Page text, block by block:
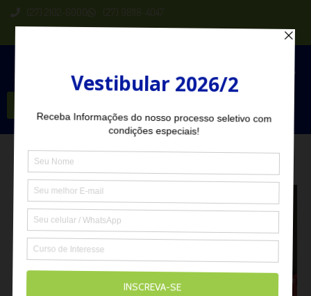
(27) 2102-6000 (27) 98118-4047